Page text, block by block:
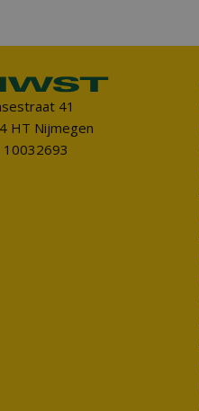
41
HT Nijmegen
10032693